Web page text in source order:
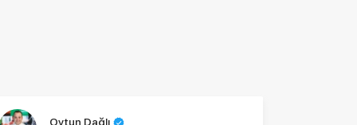
Oytun Dağlı